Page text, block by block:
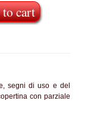
to cart
segni di uso e del
con parziale